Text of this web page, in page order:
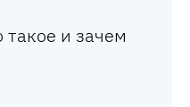
такое и зачем